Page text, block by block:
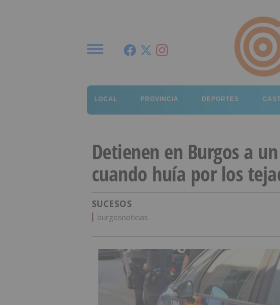
LOCAL PROVINCIA DEPORTES
Detienen en Burgos a
cuando huía por los
SUCESOS
burgosnoticias